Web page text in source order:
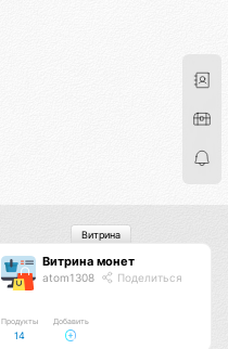
Витрина монет
atom1308 Поделиться
Продукты
14
Добавить
Витрина